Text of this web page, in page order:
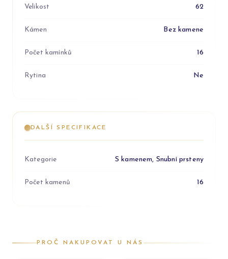
Velikost 62
Kámen Bez kamene
Počet kamínků 16
Rytina Ne
DALŠÍ SPECIFIKACE
Kategorie S kamenem, Snubní prsteny
Počet kamenů 16
PROČ NAKUPOVAT U NÁS